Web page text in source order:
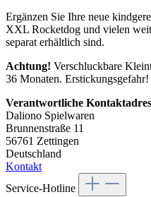
Ergänzen Sie Ihre neue
XXL Rocketdog und vielen
separat erhältlich sind.
Achtung! Verschluckbare
36 Monaten. Erstickungsgefahr!
Verantwortliche
Daliono Spielwaren
Brunnenstraße 11
56761 Zettingen
Deutschland
Kontakt
Service-Hotline